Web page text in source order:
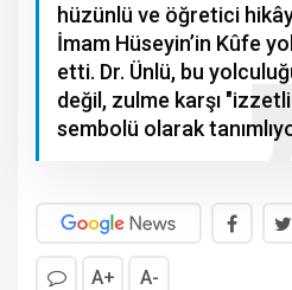
hüzünlü ve öğretici
İmam Hüseyin’in Kûfe
etti. Dr. Ünlü, bu
değil, zulme karşı
sembolü olarak
A+ A-